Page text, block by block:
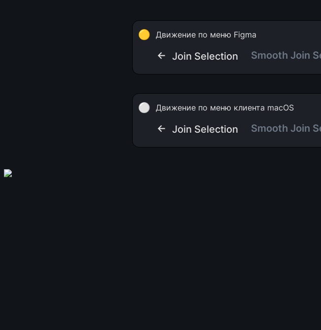
🟡 Движение по меню Figma
← Join Selection Smooth Join
⚪ Движение по меню клиента macOS
← Join Selection Smooth Join